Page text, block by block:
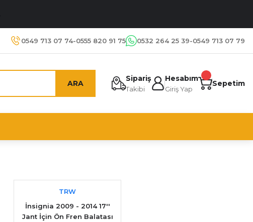
0549 713 07 74-0555 820 91 75 0532 264 25 39-0549 713 07 79
ARA
Sipariş
Takibi
Hesabım
Giriş Yap
Sepetim
TRW
İnsignia 2009 - 2014 17''
Jant İçin Ön Fren Balatası